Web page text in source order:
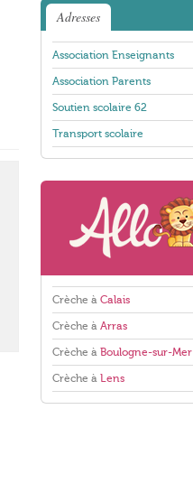
Adresses
Association Enseignants
Association Parents
Soutien scolaire 62
Transport scolaire
Crèche à Calais
Crèche à Arras
Crèche à Boulogne-sur-Mer
Crèche à Lens